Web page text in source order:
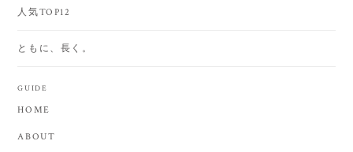
人気TOP12
ともに、長く。
GUIDE
HOME
ABOUT